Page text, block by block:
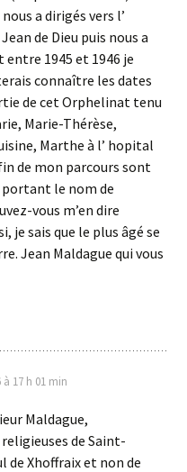
a dirigés vers l’
de Dieu puis nous a
entre 1945 et 1946 je
connaître les dates
de cet Orphelinat tenu
Marie-Thérèse,
Marthe à l’ hopital
mon parcours sont
le nom de
vous m’en dire
je sais que le plus âgé se
Jean Maldague qui vous
à 17 h 01 min
Maldague,
religieuses de Saint-
de Xhoffraix et non de